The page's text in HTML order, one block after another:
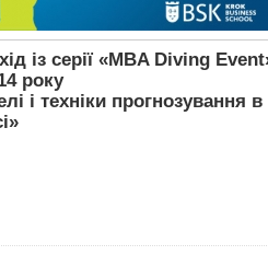
із серії «MBA Diving
року
і техніки прогнозування в